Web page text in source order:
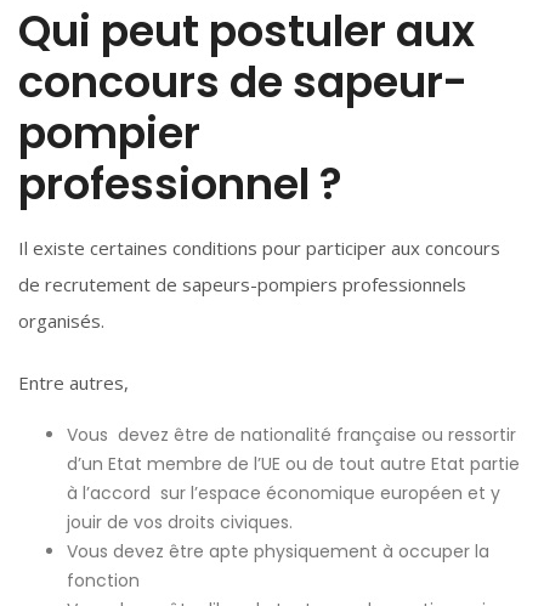
Qui peut postuler aux
concours de sapeur-
pompier
professionnel ?
Il existe certaines conditions pour participer aux concours
de recrutement de sapeurs-pompiers professionnels
organisés.
Entre autres,
Vous devez être de nationalité française ou ressortir
d’un Etat membre de l’UE ou de tout autre Etat partie
à l’accord sur l’espace économique européen et y
jouir de vos droits civiques.
Vous devez être apte physiquement à occuper la
fonction